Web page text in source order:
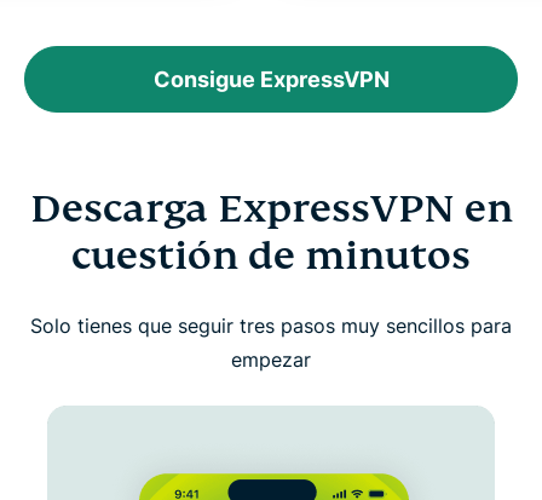
Consigue ExpressVPN
Descarga ExpressVPN en
cuestión de minutos
Solo tienes que seguir tres pasos muy sencillos para
empezar